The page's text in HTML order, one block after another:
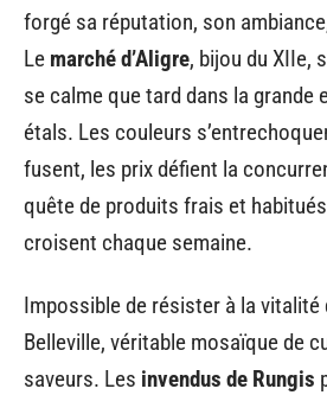
forgé sa réputation, son
Le marché d’Aligre, bijou du XIIe,
se calme que tard dans la grande
étals. Les couleurs
fusent, les prix défient la
quête de produits frais et
croisent chaque semaine.
Impossible de résister à la vitalité
Belleville, véritable mosaïque de
saveurs. Les invendus de Rungis